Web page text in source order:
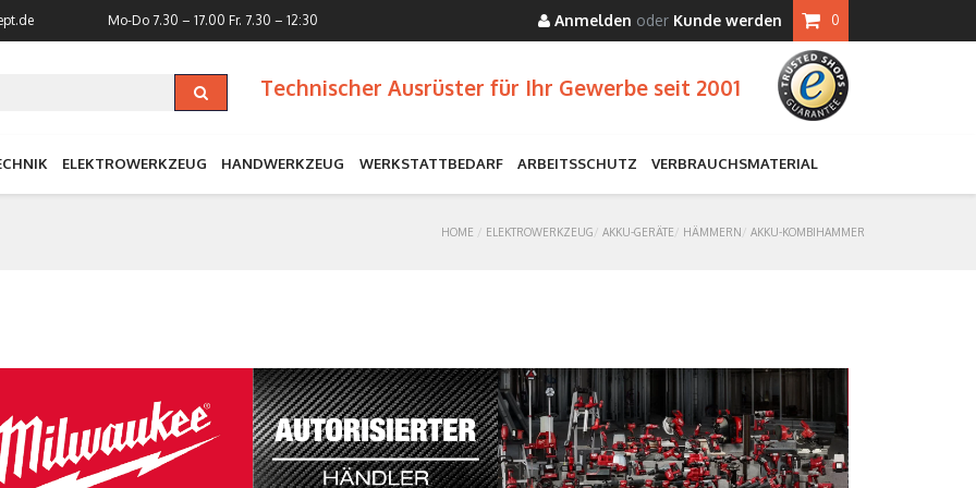
Mo-Do 7.30 – 17.00 Fr. 7.30 – 12:30 Anmelden oder Kunde werden 0
Technischer Ausrüster für Ihr Gewerbe seit 2001
ELEKTROWERKZEUG HANDWERKZEUG WERKSTATTBEDARF ARBEITSSCHUTZ VERBRAUCHSMATERIAL
HOME ELEKTROWERKZEUG AKKU-GERÄTE HÄMMERN AKKU-KOMBIHAMMER